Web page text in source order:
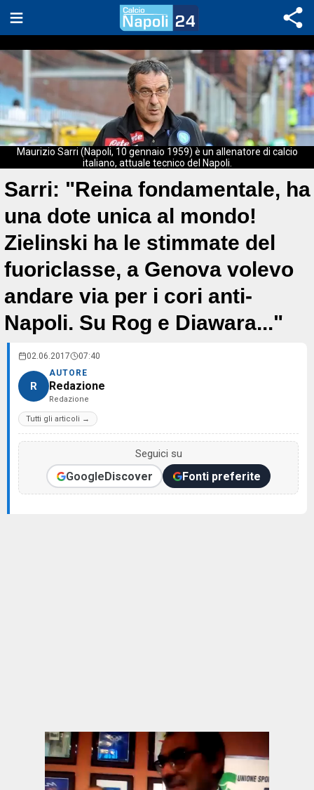
Maurizio Sarri (Napoli, 10 gennaio 1959) è un allenatore di calcio
italiano, attuale tecnico del Napoli.
Sarri: "Reina fondamentale, ha
una dote unica al mondo!
Zielinski ha le stimmate del
fuoriclasse, a Genova volevo
andare via per i cori anti-
Napoli. Su Rog e Diawara..."
02.06.2017 07:40
R
AUTORE
Redazione
Redazione
Tutti gli articoli →
Seguici su
GoogleDiscover Fonti preferite